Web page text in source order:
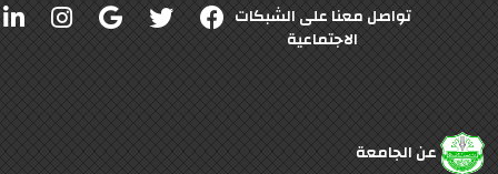
تواصل معنا على الشبكات
الاجتماعية
عن الجامعة